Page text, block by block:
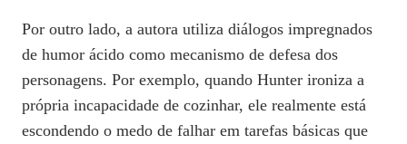
Por outro lado, a autora utiliza diálogos impregnados
de humor ácido como mecanismo de defesa dos
personagens. Por exemplo, quando Hunter ironiza a
própria incapacidade de cozinhar, ele realmente está
escondendo o medo de falhar em tarefas básicas que